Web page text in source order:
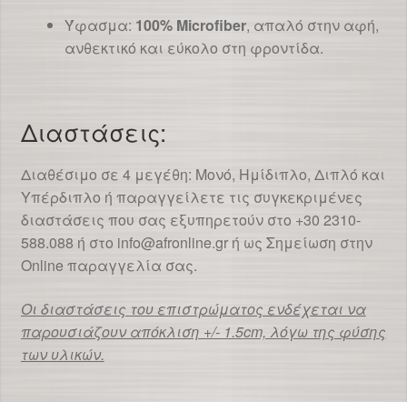
Ύφασμα: 100% Microfiber, απαλό στην αφή,
ανθεκτικό και εύκολο στη φροντίδα.
Διαστάσεις:
Διαθέσιμο σε 4 μεγέθη: Μονό, Ημίδιπλο, Διπλό και
Υπέρδιπλο ή παραγγείλετε τις συγκεκριμένες
διαστάσεις που σας εξυπηρετούν στο +30 2310-
588.088 ή στο info@afronline.gr ή ως Σημείωση στην
Οnline παραγγελία σας.
Οι διαστάσεις του επιστρώματος ενδέχεται να
παρουσιάζουν απόκλιση +/- 1.5cm, λόγω της φύσης
των υλικών.